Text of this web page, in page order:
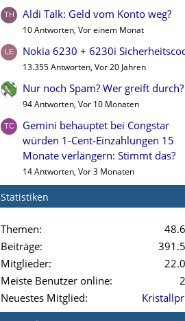
Aldi Talk: Geld vom Konto weg?
10 Antworten, Vor einem Monat
Nokia 6230 + 6230i
13.355 Antworten, Vor 20 Jahren
Nur noch Spam? Wer greift durch?
94 Antworten, Vor 10 Monaten
Gemini behauptet bei Congstar
würden 1-Cent-Einzahlungen 15
Monate verlängern: Stimmt das?
14 Antworten, Vor 3 Monaten
Statistiken
Themen
Beiträge
Mitglieder
Meiste Benutzer online
Neuestes Mitglied